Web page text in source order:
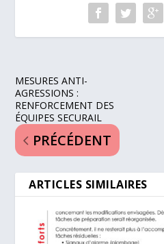
MESURES ANTI-
AGRESSIONS :
RENFORCEMENT DES
ÉQUIPES SECURAIL
PRÉCÉDENT
ARTICLES SIMILAIRES